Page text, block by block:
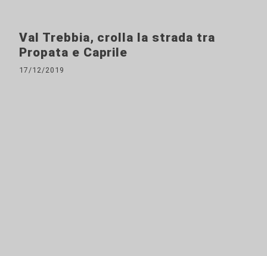
Val Trebbia, crolla la strada tra
Propata e Caprile
17/12/2019